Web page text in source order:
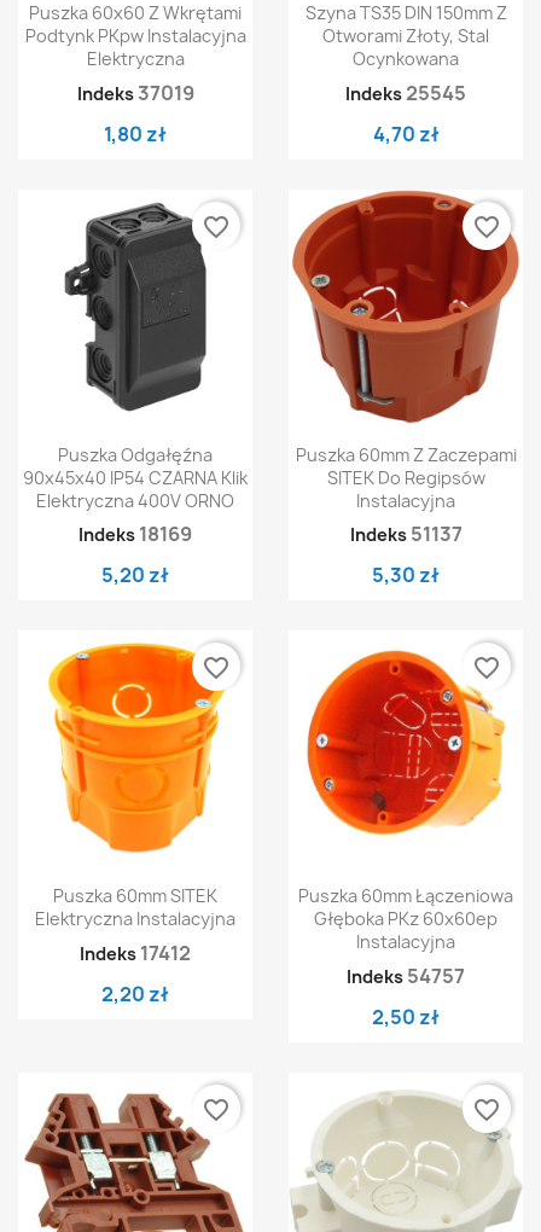
Puszka 60x60 Z Wkrętami
Podtynk PKpw Instalacyjna
Elektryczna
Indeks 37019
1,80 zł
Szyna TS35 DIN 150mm Z
Otworami Złoty, Stal
Ocynkowana
Indeks 25545
4,70 zł
Puszka Odgałęźna
90x45x40 IP54 CZARNA Klik
Elektryczna 400V ORNO
Indeks 18169
5,20 zł
favorite_border
Puszka 60mm Z Zaczepami
SITEK Do Regipsów
Instalacyjna
Indeks 51137
5,30 zł
favorite_border
Puszka 60mm SITEK
Elektryczna Instalacyjna
Indeks 17412
2,20 zł
favorite_border
Puszka 60mm Łączeniowa
Głęboka PKz 60x60ep
Instalacyjna
Indeks 54757
2,50 zł
favorite_border
favorite_border favorite_border